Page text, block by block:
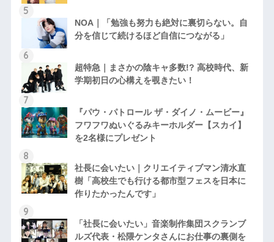
NOA｜「勉強も努力も絶対に裏切らない。自
分を信じて続けるほど自信につながる」
超特急｜まさかの陰キャ多数!? 高校時代、新
学期初日の心構えを覗きたい！
『パウ・パトロール ザ・ダイノ・ムービー』
フワフワぬいぐるみキーホルダー【スカイ】
を2名様にプレゼント
社長に会いたい｜クリエイティブマン清水直
樹「高校生でも行ける都市型フェスを日本に
作りたかったんです」
「社長に会いたい」音楽制作集団スクランブ
ルズ代表・松隈ケンタさんにお仕事の裏側を